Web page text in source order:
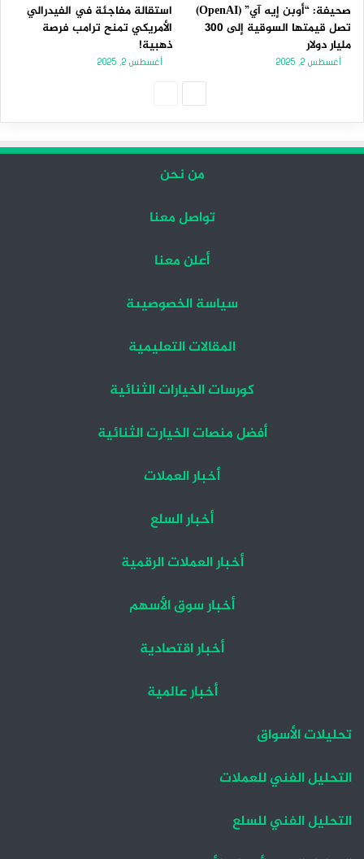
صحيفة: “أوبن إيه آي” (OpenAI)
تصل قيمتها السوقية إلى 300
مليار دولار
أغسطس 2, 2025
استقالة مفاجئة في الفيدرالي
الأمريكي تمنح ترامب فرصة
ذهبية!
أغسطس 2, 2025
من نحن
تواصل معنا
أعلن معنا
سياسة الخصوصيىة
المقالات التعليمية
كورسات الخيارات الثنائية
أفضل منصات الخيارت الثنائية
أخبار العملات
أخبار السلع
أخبار العملات الرقمية
أخبار سوق الأسهم
أخبار اقتصادية
أخبار عالمية
تحليلات الأسواق
التحليل الفني للعملات
التحليل الفني للسلع